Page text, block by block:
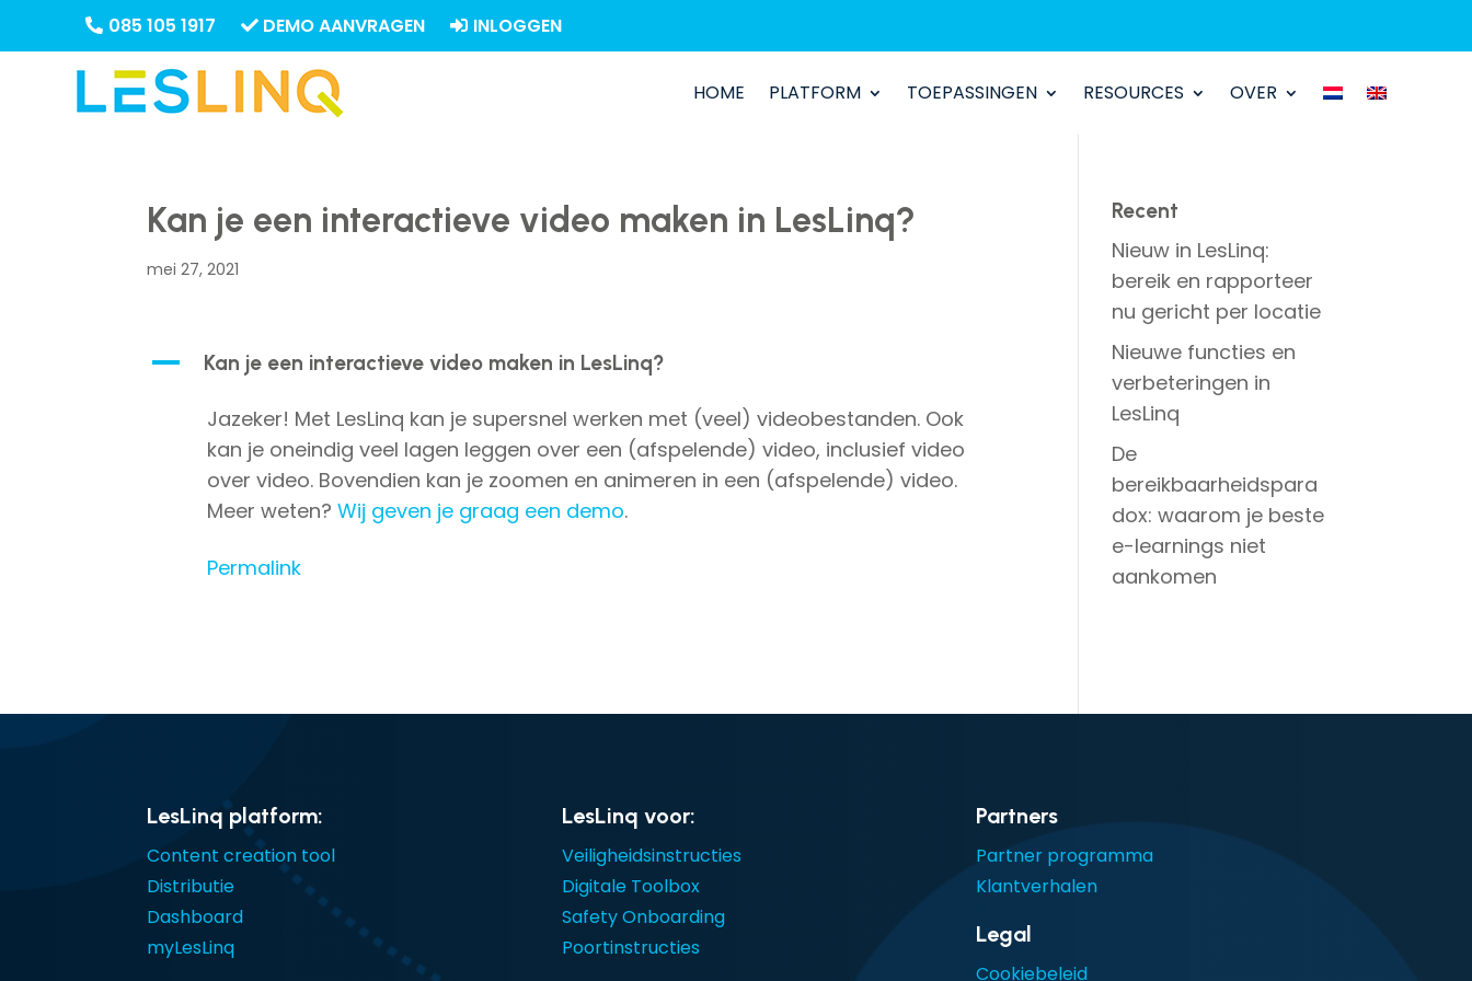
085 105 1917 DEMO AANVRAGEN INLOGGEN
HOME PLATFORM TOEPASSINGEN RESOURCES OVER
HOME PLATFORM TOEPASSINGEN RESOURCES OVER
Kan je een interactieve video maken in LesLinq?
mei 27, 2021
A Kan je een interactieve video maken in LesLinq?
Jazeker! Met LesLinq kan je supersnel werken met (veel) videobestanden. Ook
kan je oneindig veel lagen leggen over een (afspelende) video, inclusief video
over video. Bovendien kan je zoomen en animeren in een (afspelende) video.
Meer weten?Wij geven je graag een demo.
Permalink
Recent
Nieuw in LesLinq:
bereik en rapporteer
nu gericht per locatie
Nieuwe functies en
verbeteringen in
LesLinq
De
bereikbaarheidspara
dox: waarom je beste
e-learnings niet
aankomen
LesLinq platform:
Content creation tool
Distributie
Dashboard
myLesLinq
LesLinq voor:
Veiligheidsinstructies
Digitale Toolbox
Safety Onboarding
Poortinstructies
Partners
Partner programma
Klantverhalen
Legal
Cookiebeleid